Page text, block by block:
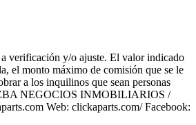
a verificación y/o ajuste. El valor indicado
el monto máximo de comisión que se le
a los inquilinos que sean personas
NEGOCIOS INMOBILIARIOS /
Web: clickaparts.com/ Facebook: